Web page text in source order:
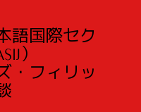
語国際セク
）
・フィリッ